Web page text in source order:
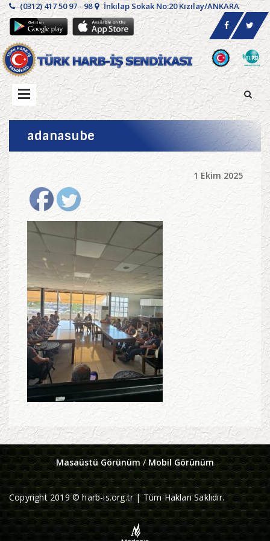
(0312) 417 50 97 - 98 İnkılap Sokak No:20 Kızılay/ANKARA
adanasube
1 Ekim 2025
Masaüstü Görünüm/ Mobil Görünüm
Copyright 2019 © harb-is.org.tr | Tüm Hakları Saklıdır.